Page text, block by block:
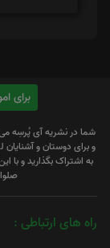
برای اموات
شما در نشریه آی پُرسِه
و برای دوستان و
به اشتراک بگذارید و با
راه های ارتباطی :